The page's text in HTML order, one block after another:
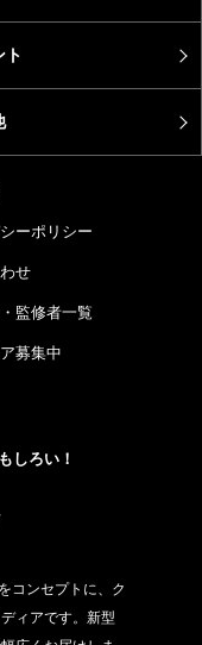
ト
ーポリシー
せ
監修者一覧
募集中
しろい！
コンセプトに、ク
ィアです。新型